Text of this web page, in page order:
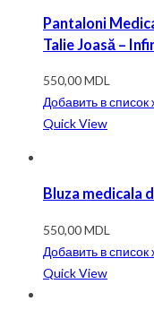
Pantaloni
Talie Joasă –
550,00MDL
Добавить в
Quick View
Bluza medicala
550,00MDL
Добавить в
Quick View